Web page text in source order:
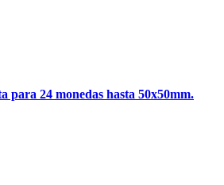
24 monedas hasta 50x50mm.